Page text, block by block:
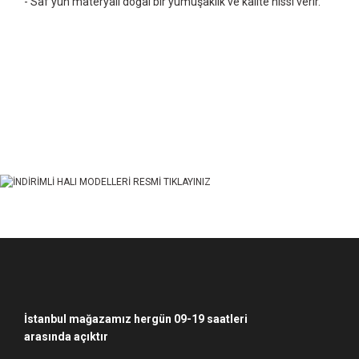
Ürün fiyatı diğer sitelerden daha pahalı.
İstanbul mağazamız hergün 09-19 saatleri
arasında açıktır